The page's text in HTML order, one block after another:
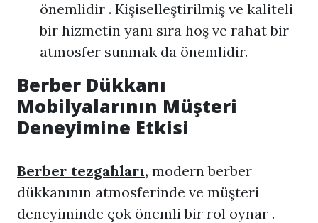
önemlidir . Kişiselleştirilmiş ve kaliteli
bir hizmetin yanı sıra hoş ve rahat bir
atmosfer sunmak da önemlidir.
Berber Dükkanı
Mobilyalarının Müşteri
Deneyimine Etkisi
Berber tezgahları, modern berber
dükkanının atmosferinde ve müşteri
deneyiminde çok önemli bir rol oynar .